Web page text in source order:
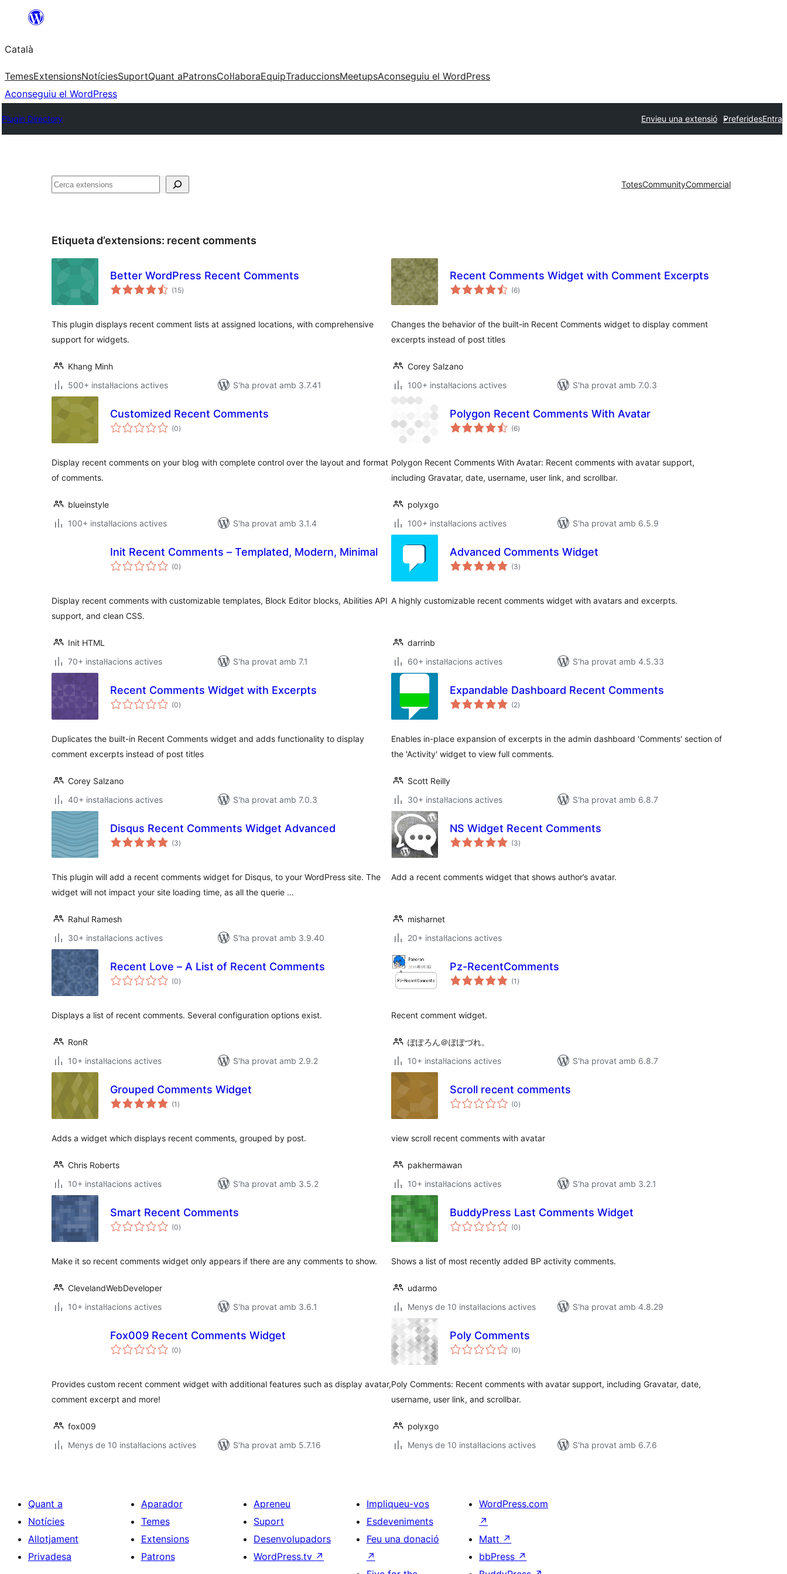
contingut
Català
TemesExtensionsNotíciesSuportQuant aPatronsCol·laboraEquipTraduccionsMeetupsAconseguiu el WordPress
Aconseguiu el WordPress
Plugin Directory Envieu una extensió PreferidesEntra
Cerca TotesCommunityCommercial
Etiqueta d’extensions: recent comments
Better WordPress Recent Comments
(15puntuacions
totals
)
This plugin displays recent comment lists at assigned locations, with comprehensive
support for widgets.
Khang Minh
500+ instal·lacions actives
S'ha provat amb 3.7.41
Recent Comments Widget with Comment Excerpts
(6puntuacions
totals
)
Changes the behavior of the built-in Recent Comments widget to display comment
excerpts instead of post titles
Corey Salzano
100+ instal·lacions actives
S'ha provat amb 7.0.3
Customized Recent Comments
(0puntuacions
totals
)
Display recent comments on your blog with complete control over the layout and format
of comments.
blueinstyle
100+ instal·lacions actives
S'ha provat amb 3.1.4
Polygon Recent Comments With Avatar
(6puntuacions
totals
)
Polygon Recent Comments With Avatar: Recent comments with avatar support,
including Gravatar, date, username, user link, and scrollbar.
polyxgo
100+ instal·lacions actives
S'ha provat amb 6.5.9
Init Recent Comments – Templated, Modern, Minimal
(0puntuacions
totals
)
Display recent comments with customizable templates, Block Editor blocks, Abilities API
support, and clean CSS.
Init HTML
70+ instal·lacions actives
S'ha provat amb 7.1
Advanced Comments Widget
(3puntuacions
totals
)
A highly customizable recent comments widget with avatars and excerpts.
darrinb
60+ instal·lacions actives
S'ha provat amb 4.5.33
Recent Comments Widget with Excerpts
(0puntuacions
totals
)
Duplicates the built-in Recent Comments widget and adds functionality to display
comment excerpts instead of post titles
Corey Salzano
40+ instal·lacions actives
S'ha provat amb 7.0.3
Expandable Dashboard Recent Comments
(2puntuacions
totals
)
Enables in-place expansion of excerpts in the admin dashboard 'Comments' section of
the 'Activity' widget to view full comments.
Scott Reilly
30+ instal·lacions actives
S'ha provat amb 6.8.7
Disqus Recent Comments Widget Advanced
(3puntuacions
totals
)
This plugin will add a recent comments widget for Disqus, to your WordPress site. The
widget will not impact your site loading time, as all the querie …
Rahul Ramesh
30+ instal·lacions actives
S'ha provat amb 3.9.40
NS Widget Recent Comments
(3puntuacions
totals
)
Add a recent comments widget that shows author’s avatar.
misharnet
20+ instal·lacions actives
Recent Love – A List of Recent Comments
(0puntuacions
totals
)
Displays a list of recent comments. Several configuration options exist.
RonR
10+ instal·lacions actives
S'ha provat amb 2.9.2
Pz-RecentComments
(1 puntuacions
totals
)
Recent comment widget.
ぽぽろん＠ぽぽづれ。
10+ instal·lacions actives
S'ha provat amb 6.8.7
Grouped Comments Widget
(1 puntuacions
totals
)
Adds a widget which displays recent comments, grouped by post.
Chris Roberts
10+ instal·lacions actives
S'ha provat amb 3.5.2
Scroll recent comments
(0puntuacions
totals
)
view scroll recent comments with avatar
pakhermawan
10+ instal·lacions actives
S'ha provat amb 3.2.1
Smart Recent Comments
(0puntuacions
totals
)
Make it so recent comments widget only appears if there are any comments to show.
ClevelandWebDeveloper
10+ instal·lacions actives
S'ha provat amb 3.6.1
BuddyPress Last Comments Widget
(0puntuacions
totals
)
Shows a list of most recently added BP activity comments.
udarmo
Menys de 10 instal·lacions actives
S'ha provat amb 4.8.29
Fox009 Recent Comments Widget
(0puntuacions
totals
)
Provides custom recent comment widget with additional features such as display avatar,
comment excerpt and more!
fox009
Menys de 10 instal·lacions actives
S'ha provat amb 5.7.16
Poly Comments
(0puntuacions
totals
)
Poly Comments: Recent comments with avatar support, including Gravatar, date,
username, user link, and scrollbar.
polyxgo
Menys de 10 instal·lacions actives
S'ha provat amb 6.7.6
Quant a
Notícies
Allotjament
Privadesa
Aparador
Temes
Extensions
Patrons
Apreneu
Suport
Desenvolupadors
WordPress.tv ↗
Impliqueu-vos
Esdeveniments
Feu una donació
↗
WordPress.com
↗
Matt ↗
bbPress ↗